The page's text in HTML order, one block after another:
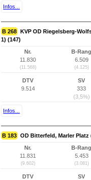
Infos...
B 268 KVP OD Riegelsberg-
1) (147)
Nr.
11.830
(11.568)
B-Rang
6.509
(4.125)
DTV
9.514
SV
333
(3,5%)
Infos...
B 183 OD Bitterfeld, Marler
Nr.
11.831
(9.602)
B-Rang
5.453
(3.081)
DTV
SV